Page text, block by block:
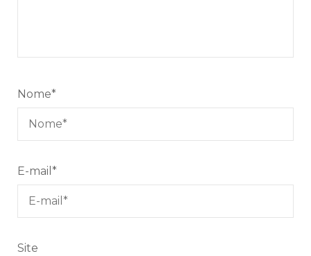
Nome*
E-mail *
Site